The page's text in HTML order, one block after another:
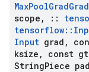
MaxPoolGradGrad
scope , ::
tensorflow::
Input grad ,
ksize , const
StringPiece